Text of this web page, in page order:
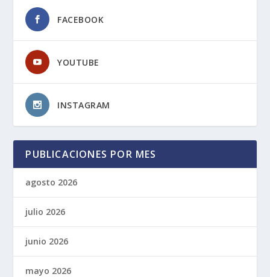
FACEBOOK
YOUTUBE
INSTAGRAM
PUBLICACIONES POR MES
agosto 2026
julio 2026
junio 2026
mayo 2026